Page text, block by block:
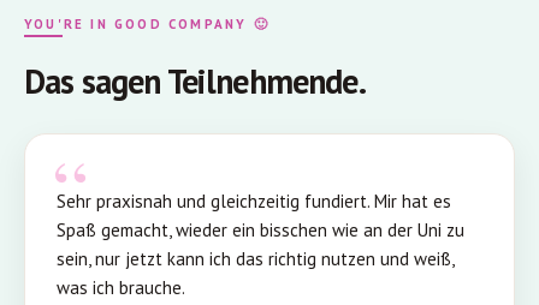
YOU'RE IN GOOD COMPANY 🙂
Das sagen Teilnehmende.
Sehr praxisnah und gleichzeitig fundiert. Mir hat es
Spaß gemacht, wieder ein bisschen wie an der Uni zu
sein, nur jetzt kann ich das richtig nutzen und weiß,
was ich brauche.